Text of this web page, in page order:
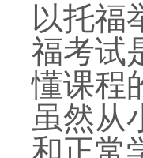
以托福
福考试
懂课程
虽然从